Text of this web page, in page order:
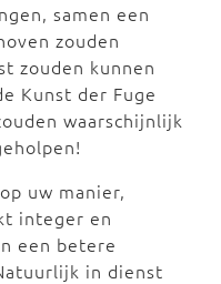
samen een
zouden
zouden kunnen
Kunst der Fuge
waarschijnlijk
uw manier,
integer en
een betere
in dienst